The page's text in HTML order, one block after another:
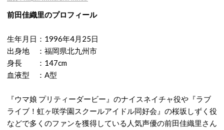
前田佳織里のプロフィール
生年月日：1996年4月25日
出身地 ：福岡県北九州市
身長 ：147cm
血液型 ：A型
『ウマ娘 プリティーダービー』のナイスネイチャ役や『ラブ
ライブ！虹ヶ咲学園スクールアイドル同好会』の桜坂しずく役
などで多くのファンを獲得している人気声優の前田佳織里さん